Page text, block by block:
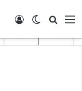
Switch skin
Войти